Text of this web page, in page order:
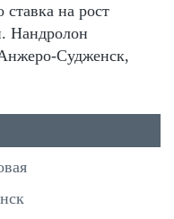
на рост
Нандролон
Судженск,